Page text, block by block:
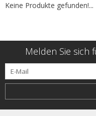
Keine Produkte gefunden!...
Melden Sie sich